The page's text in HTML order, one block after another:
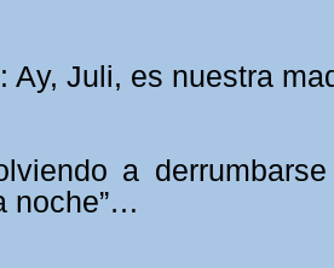
Ay, Juli, es nuestra
a
noche”…